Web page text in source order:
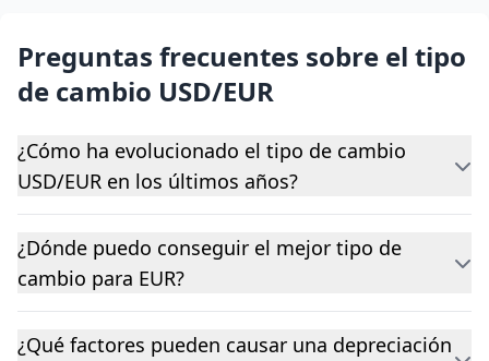
Preguntas frecuentes sobre el tipo
de cambio USD/EUR
¿Cómo ha evolucionado el tipo de cambio
USD/EUR en los últimos años?
¿Dónde puedo conseguir el mejor tipo de
cambio para EUR?
¿Qué factores pueden causar una depreciación